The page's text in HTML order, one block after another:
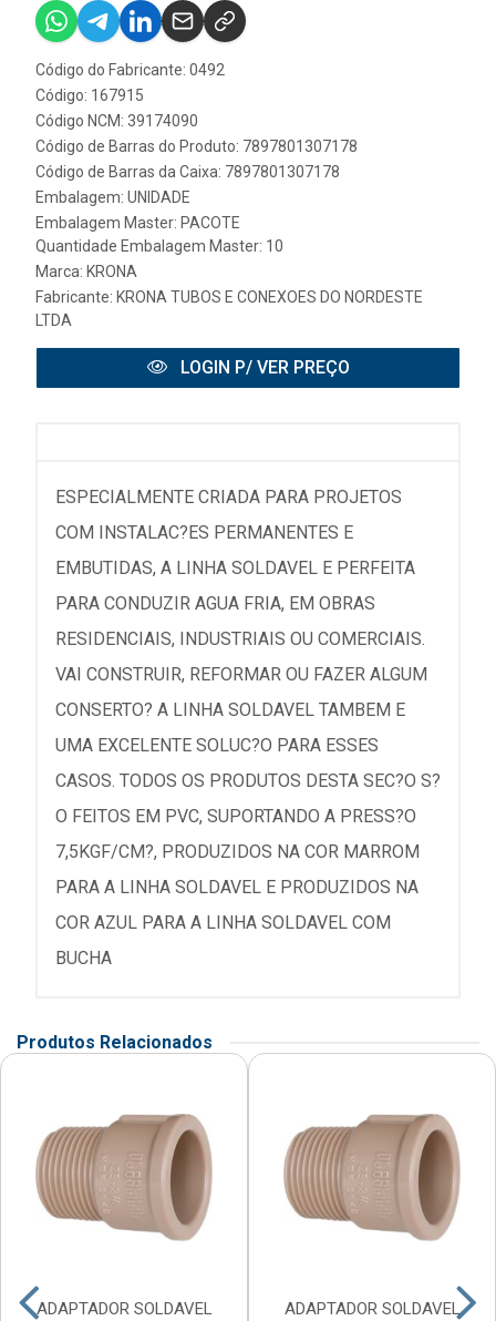
Código do Fabricante: 0492
Código: 167915
Código NCM: 39174090
Código de Barras do Produto: 7897801307178
Código de Barras da Caixa: 7897801307178
Embalagem: UNIDADE
Embalagem Master: PACOTE
Quantidade Embalagem Master: 10
Marca: KRONA
Fabricante: KRONA TUBOS E CONEXOES DO NORDESTE
LTDA
LOGIN P/ VER PREÇO
ESPECIALMENTE CRIADA PARA PROJETOS
COM INSTALAC?ES PERMANENTES E
EMBUTIDAS, A LINHA SOLDAVEL E PERFEITA
PARA CONDUZIR AGUA FRIA, EM OBRAS
RESIDENCIAIS, INDUSTRIAIS OU COMERCIAIS.
VAI CONSTRUIR, REFORMAR OU FAZER ALGUM
CONSERTO? A LINHA SOLDAVEL TAMBEM E
UMA EXCELENTE SOLUC?O PARA ESSES
CASOS. TODOS OS PRODUTOS DESTA SEC?O S?
O FEITOS EM PVC, SUPORTANDO A PRESS?O
7,5KGF/CM?, PRODUZIDOS NA COR MARROM
PARA A LINHA SOLDAVEL E PRODUZIDOS NA
COR AZUL PARA A LINHA SOLDAVEL COM
BUCHA
Produtos Relacionados
ADAPTADOR SOLDAVEL
ADAPTADOR SOLDAVEL